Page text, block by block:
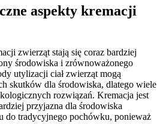
aspekty kremacji
zwierząt stają się coraz bardziej
środowiska i zrównoważonego
utylizacji ciał zwierząt mogą
skutków dla środowiska, dlatego wiele
rozwiązań. Kremacja jest
przyjazna dla środowiska
do tradycyjnego pochówku, ponieważ